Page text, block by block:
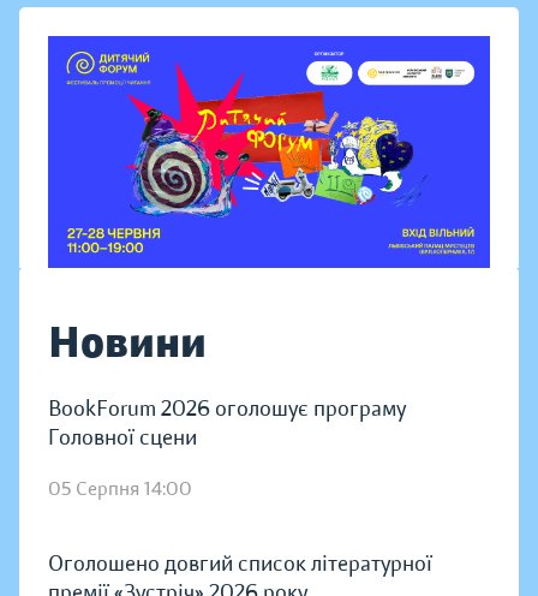
Новини
BookForum 2026 оголошує програму
Головної сцени
05 Серпня 14:00
Оголошено довгий список літературної